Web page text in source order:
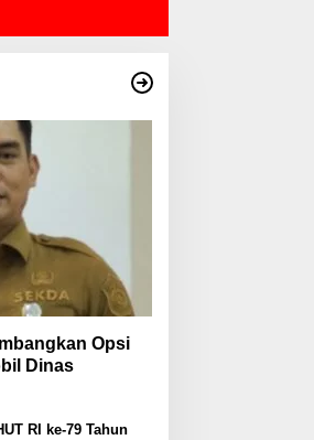
Opsi
Dinas
RI ke-79 Tahun